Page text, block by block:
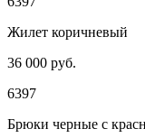
Жилет коричневый
36 000 руб.
6397
Брюки черные с